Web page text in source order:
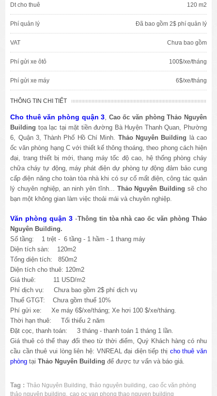
Dt cho thuê 120 m2
Phí quản lý Đã bao gồm 2$ phí quản lý
VAT Chưa bao gồm
Phí gửi xe ôtô 100$/xe/tháng
Phí gửi xe máy 6$/xe/tháng
THÔNG TIN CHI TIẾT
Cho thuê văn phòng quận 3, Cao ốc văn phòng Thảo Nguyên
Building tọa lạc tại mặt tiền đường Bà Huyện Thanh Quan, Phường
6, Quận 3, Thành Phố Hồ Chí Minh. Thảo Nguyên Building là cao
ốc văn phòng hạng C với thiết kế thông thoáng, theo phong cách hiện
đại, trang thiết bị mới, thang máy tốc độ cao, hệ thống phòng cháy
chữa cháy tự động, máy phát điện dự phòng tự động đảm bảo cung
cấp điện năng cho toàn tòa nhà khi có sự cố mất điện, công tác quản
lý chuyên nghiệp, an ninh yên tĩnh... Thảo Nguyên Building sẽ cho
bạn một không gian làm việc thoải mái và chuyên nghiệp.
Văn phòng quận 3-Thông tin tòa nhà cao ốc văn phòng Thảo
Nguyên Building.
Số tầng: 1 trệt - 6 tầng - 1 hầm - 1 thang máy
Diện tích sàn: 120m2
Tổng diện tích: 850m2
Diện tích cho thuê: 120m2
Giá thuê: 11 USD/m2
Phí dịch vụ: Chưa bao gồm 2$ phí dịch vụ
Thuế GTGT: Chưa gồm thuế 10%
Phí gửi xe: Xe máy 6$/xe/tháng; Xe hơi 100 $/xe/tháng.
Thời hạn thuê: Tối thiểu 2 năm
Đặt cọc, thanh toán: 3 tháng - thanh toán 1 tháng 1 lần.
Giá thuê có thể thay đổi theo từ thời điểm, Quý Khách hàng có nhu
cầu cần thuê vui lòng liên hệ: VNREAL đại diện tiếp thị cho thuê văn
phòng tạiThảo Nguyên Building để được tư vấn và báo giá.
Tag : Thảo Nguyên Building,thảo nguyên building,cao ốc văn phòng
thảo nguyên building,cao oc van phong thao nguyen building